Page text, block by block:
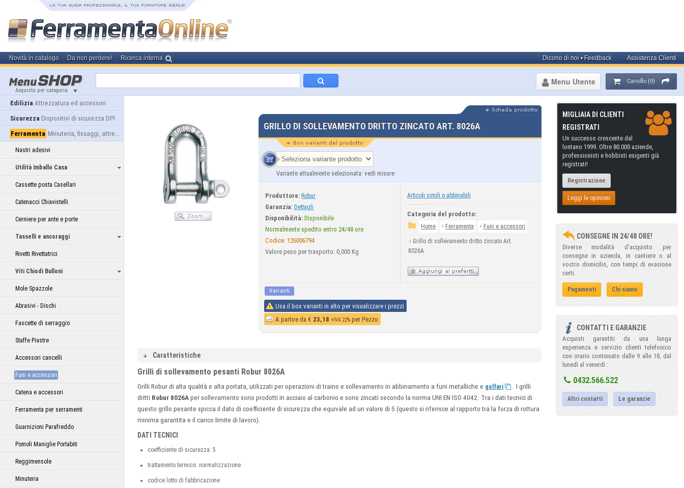
Novità in catalogo Da non perdere! Ricerca interna Assistenza Clienti
Dicono di noi • Feedback
Acquista per categoria
Carrello (0)
Menu Utente
Edilizia Attrezzatura ed accessori
Sicurezza Dispositivi di sicurezza DPI
Ferramenta Minuteria, fissaggi, attrezzatura
Nastri adesivi
Utilità Imballo Casa
Cassette posta Casellari
Catenacci Chiavistelli
Cerniere per ante e porte
Tasselli e ancoraggi
Rivetti Rivettatrici
Viti Chiodi Bulloni
Mole Spazzole
Abrasivi - Dischi
Fascette di serraggio
Staffe Piastre
Accessori cancelli
Funi e accessori
Catena e accessori
Ferramenta per serramenti
Guarnizioni Parafreddo
Pomoli Maniglie Portabiti
Reggimensole
Minuteria
GRILLO DI SOLLEVAMENTO DRITTO ZINCATO ART. 8026A
Variante attualmente selezionata: vedi misure
Produttore: Robur
Garanzia: Dettagli
Disponibilità: Disponibile
Normalmente spedito entro 24/48 ore
Codice:126006794
Valore peso per trasporto: 0,000 Kg
Articoli simili o abbinabili
Categoria del prodotto:
Home › Ferramenta › Funi e accessori
› Grillo di sollevamento dritto zincato Art.
8026A
Varianti
Usa il box varianti in alto per visualizzare i prezzi
A partire da € 23,18 +IVA 22% per Pezzo
Caratteristiche
Grilli di sollevamento pesanti Robur 8026A
Grilli Robur di alta qualità e alta portata, utilizzati per operazioni di traino e sollevamento in abbinamento a funi metalliche e golfari
. I grilli
dritti Robur 8026A per sollevamento sono prodotti in acciaio al carbonio e sono zincati secondo la norma UNI EN ISO 4042. Tra i dati tecnici di
questo grillo pesante spicca il dato di coefficiente di sicurezza che equivale ad un valore di 5 (questo si riferisce al rapporto tra la forza di rottura
minima garantita e il carico limite di lavoro).
DATI TECNICI
coefficiente di sicurezza: 5
trattamento termico: normalizzazione
codice lotto di fabbricazione
MIGLIAIA DI CLIENTI
REGISTRATI
Un successo crescente dal
lontano 1999. Oltre 80.000 aziende,
professionisti e hobbisti esigenti già
registrati!
Registrazione
Leggi le opinioni
CONSEGNE IN 24/48 ORE!
Diverse modalità d'acquisto per
consegne in azienda, in cantiere o al
vostro domicilio, con tempi di evasione
certi.
Pagamenti Chi siamo
CONTATTI E GARANZIE
Acquisti garantiti da una lunga
esperienza e servizio clienti telefonico
con orario continuato dalle 9 alle 18, dal
lunedì al venerdì :
0432.566.522
Altri contatti Le garanzie